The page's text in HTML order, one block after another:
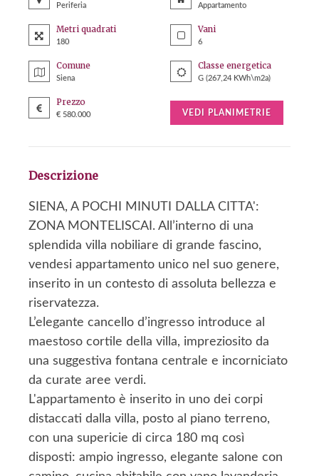
Periferia Appartamento
Metri quadrati
180
Vani
6
Comune
Siena
Classe energetica
G (267,24 KWh\m2a)
Prezzo
€ 580.000 VEDI PLANIMETRIE
Descrizione
SIENA, A POCHI MINUTI DALLA CITTA':
ZONA MONTELISCAI. All’interno di una
splendida villa nobiliare di grande fascino,
vendesi appartamento unico nel suo genere,
inserito in un contesto di assoluta bellezza e
riservatezza.
L’elegante cancello d’ingresso introduce al
maestoso cortile della villa, impreziosito da
una suggestiva fontana centrale e incorniciato
da curate aree verdi.
L'appartamento è inserito in uno dei corpi
distaccati dalla villa, posto al piano terreno,
con una supericie di circa 180 mq così
disposti: ampio ingresso, elegante salone con